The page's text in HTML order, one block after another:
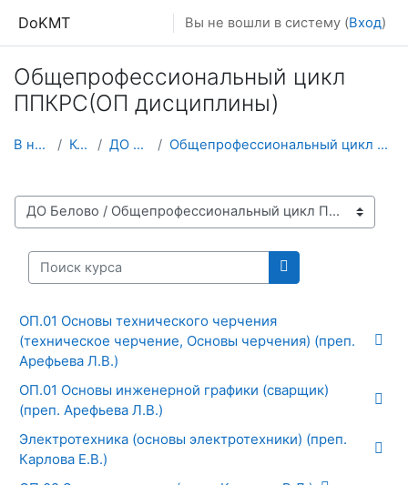
DoKMT Вы не вошли в систему (Вход)
Общепрофессиональный цикл
ППКРС(ОП дисциплины)
В начало Курсы ДО Белово Общепрофессиональный цикл ППКРС(ОП дисциплины)
Категории курсов
Поиск курса
Поиск курса
ОП.01 Основы технического черчения
(техническое черчение, Основы черчения) (преп.
Арефьева Л.В.)
ОП.01 Основы инженерной графики (сварщик)
(преп. Арефьева Л.В.)
Электротехника (основы электротехники) (преп.
Карлова Е.В.)